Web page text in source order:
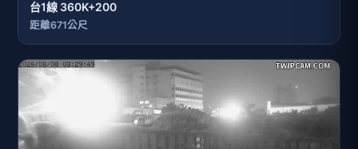
台1線 360K+200
距離671公尺